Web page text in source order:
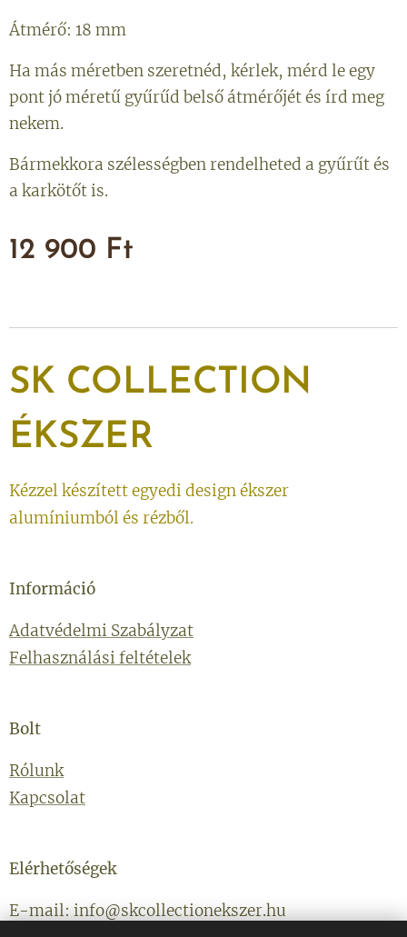
Átmérő: 18 mm
Ha más méretben szeretnéd, kérlek, mérd le egy
pont jó méretű gyűrűd belső átmérőjét és írd meg
nekem.
Bármekkora szélességben rendelheted a gyűrűt és
a karkötőt is.
12 900 Ft
SK COLLECTION
ÉKSZER
Kézzel készített egyedi design ékszer
alumíniumból és rézből.
Információ
Adatvédelmi Szabályzat
Felhasználási feltételek
Bolt
Rólunk
Kapcsolat
Elérhetőségek
E-mail: info@skcollectionekszer.hu